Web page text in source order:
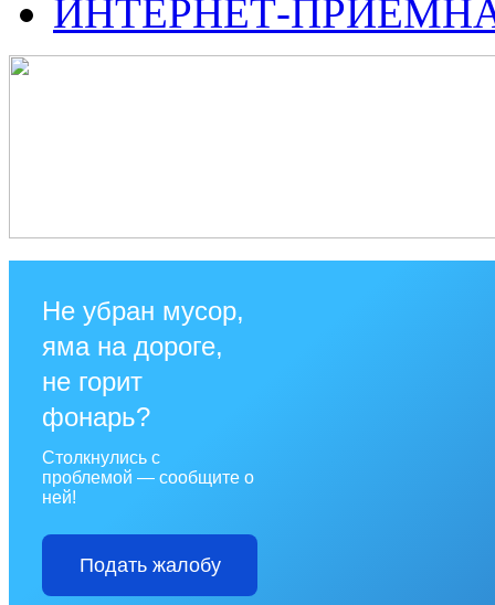
ИНТЕРНЕТ-
Не убран мусор,
яма на дороге,
не горит
фонарь?
Столкнулись с
проблемой — сообщите о
ней!
Подать жалобу